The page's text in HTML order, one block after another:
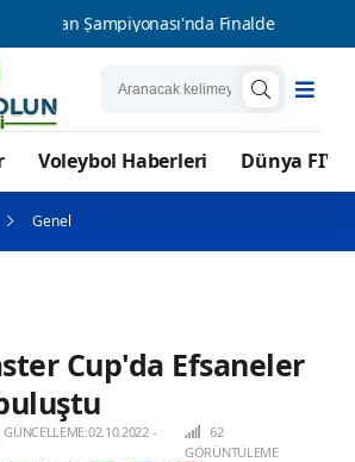
Finalde U17 Kız Milli
Voleybol Haberleri Dünya
Genel
Cup'da Efsaneler
GÜNCELLEME:02.10.2022 -
62
GÖRÜNTÜLEME